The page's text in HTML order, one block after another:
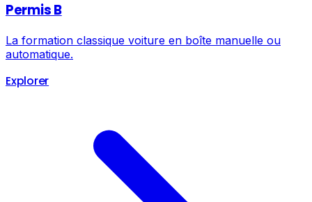
Permis B
La formation classique voiture en boîte manuelle ou
automatique.
Explorer